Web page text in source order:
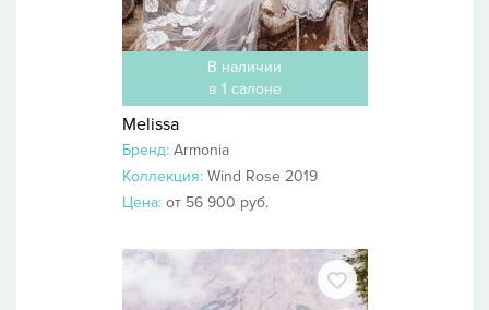
В наличии
в 1 салоне
Melissa
Бренд: Armonia
Коллекция: Wind Rose 2019
Цена: от 56 900 руб.